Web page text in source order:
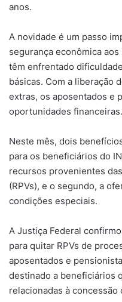
anos.
A novidade é um passo
segurança econômica
têm enfrentado
básicas. Com a liberação
extras, os aposentados e
oportunidades financeiras.
Neste mês, dois
para os beneficiários do
recursos provenientes
(RPVs), e o segundo, a
condições especiais.
A Justiça Federal
para quitar RPVs de
aposentados e
destinado a beneficiários
relacionadas à